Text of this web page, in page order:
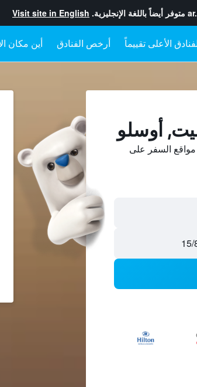
متوفر أيضاً باللغة الإنجليزية. Visit site in English
الأعلى تقييماً أرخص الفنادق أين مكان
أوسلو
السفر على